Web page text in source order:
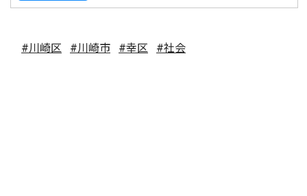
#川崎区 #川崎市 #幸区 #社会